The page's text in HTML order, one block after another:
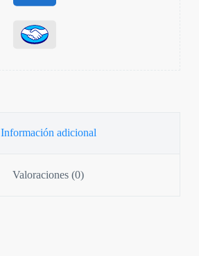
Información adicional
Valoraciones (0)